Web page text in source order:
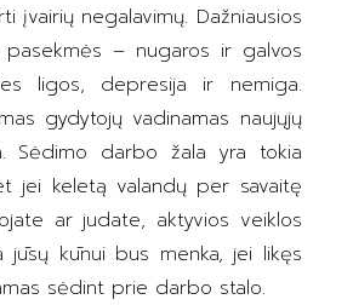
įvairių negalavimų. Dažniausios
– nugaros ir galvos
ligos, depresija ir nemiga.
gydytojų vadinamas naujųjų
Sėdimo darbo žala yra tokia
jei keletą valandų per savaitę
ar judate, aktyvios veiklos
jūsų kūnui bus menka, jei likęs
sėdint prie darbo stalo.